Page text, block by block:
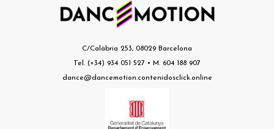
C/Calàbria 253, 08029 Barcelona
Tel. (+34) 934 051 527 • M. 604 188 907
dance@dancemotion.contenidosclick.online